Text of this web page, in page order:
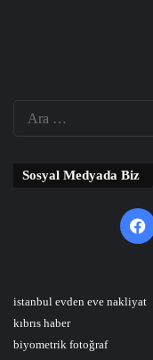
Sosyal Medyada Biz
istanbul evden eve nakliyat
kıbrıs haber
biyometrik fotoğraf